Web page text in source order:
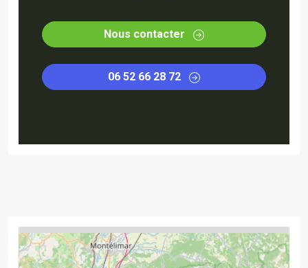
Nous contacter
06 52 66 28 72